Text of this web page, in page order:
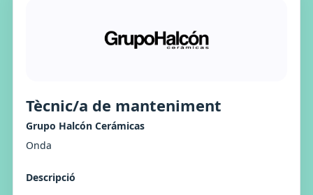
Tècnic/a de manteniment
Grupo Halcón Cerámicas
Onda
Descripció